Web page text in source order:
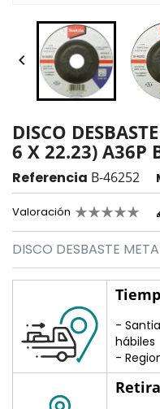

DISCO
6 X 22.23) A36P
Referencia B-46252
Valoración
DISCO DESBASTE
-
hábiles
-